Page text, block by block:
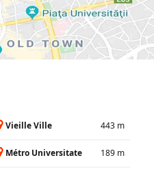
Vieille Ville 443 m
Métro Universitate 189 m